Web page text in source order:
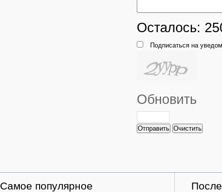
Осталось:
Подписаться на
Обновить
Отправить Очистить
Самое популярное